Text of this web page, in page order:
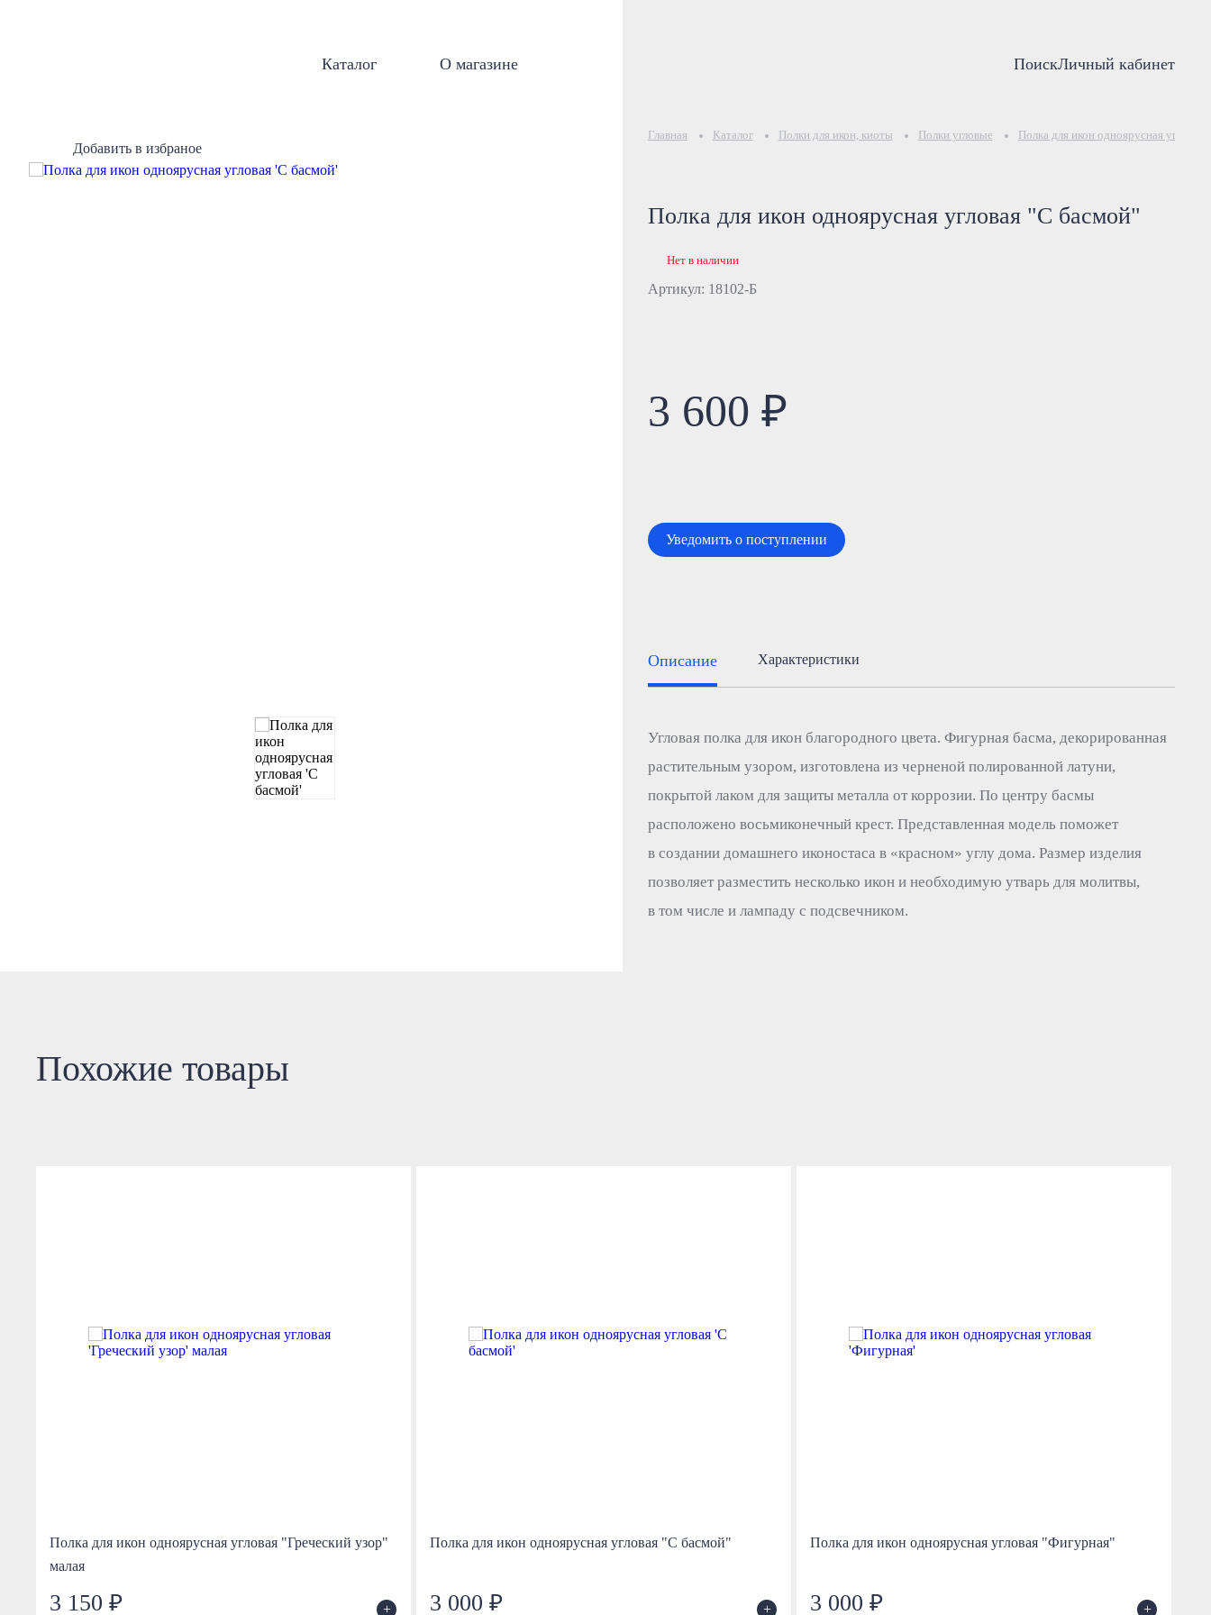
Каталог О магазине ПоискЛичный кабинет
Добавить в избраное
Главная Каталог Полки для икон, киоты Полки угловые Полка для икон одноярусная
Полка для икон одноярусная угловая "С басмой"
Артикул: 18102-Б
Нет в наличии
3 600 ₽
Уведомить о поступлении
Описание Характеристики
Угловая полка для икон благородного цвета. Фигурная басма, декорированная
растительным узором, изготовлена из черненой полированной латуни,
покрытой лаком для защиты металла от коррозии. По центру басмы
расположено восьмиконечный крест. Представленная модель поможет
в создании домашнего иконостаса в «красном» углу дома. Размер изделия
позволяет разместить несколько икон и необходимую утварь для молитвы,
в том числе и лампаду с подсвечником.
Похожие товары
Полка для икон одноярусная угловая "Греческий узор"
малая
3 150 ₽ +
Полка для икон одноярусная угловая "С басмой"
3 000 ₽ +
Полка для икон одноярусная угловая "Фигурная"
3 000 ₽ +